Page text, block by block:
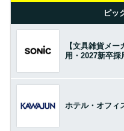
ピッ
【文具雑貨メ
用・2027新卒採
ホテル・オフィ